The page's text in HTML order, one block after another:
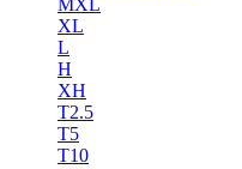
MXL
XL
L
H
XH
T2.5
T5
T10